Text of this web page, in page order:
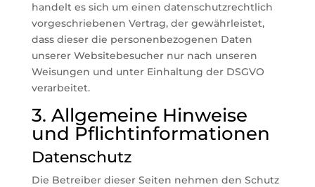
handelt es sich um einen datenschutzrechtlich
vorgeschriebenen Vertrag, der gewährleistet,
dass dieser die personenbezogenen Daten
unserer Websitebesucher nur nach unseren
Weisungen und unter Einhaltung der DSGVO
verarbeitet.
3. Allgemeine Hinweise
und Pflicht­informationen
Datenschutz
Die Betreiber dieser Seiten nehmen den Schutz